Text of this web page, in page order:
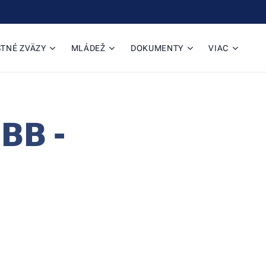
ZVÄZY MLÁDEŽ DOKUMENTY VIAC
-